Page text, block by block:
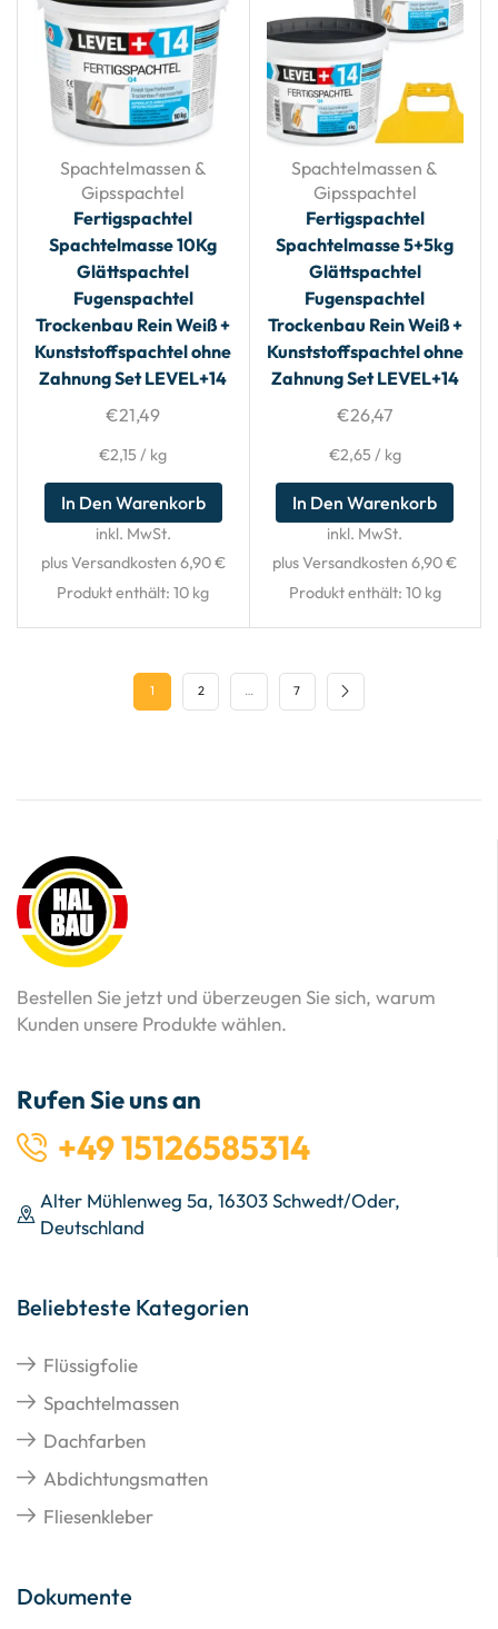
Spachtelmassen &
Gipsspachtel
Fertigspachtel
Spachtelmasse 10Kg
Glättspachtel
Fugenspachtel
Trockenbau Rein Weiß +
Kunststoffspachtel ohne
Zahnung Set LEVEL+14
€21,49
€2,15 / kg
In Den Warenkorb
inkl. MwSt.
plus Versandkosten 6,90 €
Produkt enthält: 10 kg
Spachtelmassen &
Gipsspachtel
Fertigspachtel
Spachtelmasse 5+5kg
Glättspachtel
Fugenspachtel
Trockenbau Rein Weiß +
Kunststoffspachtel ohne
Zahnung Set LEVEL+14
€26,47
€2,65 / kg
In Den Warenkorb
inkl. MwSt.
plus Versandkosten 6,90 €
Produkt enthält: 10 kg
1 2 … 7
Bestellen Sie jetzt und überzeugen Sie sich, warum
Kunden unsere Produkte wählen.
Rufen Sie uns an
+49 15126585314
Alter Mühlenweg 5a, 16303 Schwedt/Oder,
Deutschland
Beliebteste Kategorien
Flüssigfolie
Spachtelmassen
Dachfarben
Abdichtungsmatten
Fliesenkleber
Dokumente